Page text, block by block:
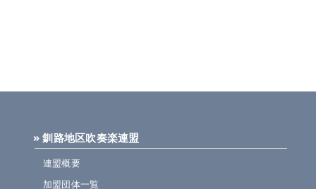
» 釧路地区吹奏楽連盟
連盟概要
加盟団体一覧